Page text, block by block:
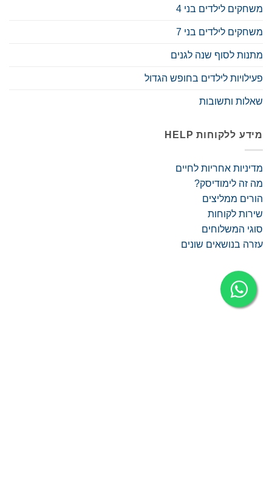
משחקים לילדים בני 4
משחקים לילדים בני 7
מתנות לסוף שנה לגנים
פעילויות לילדים בחופש הגדול
שאלות ותשובות
מידע ללקוחות HELP
מדיניות אחריות לחיים
מה זה לימודיסק?
הורים ממליצים
שירות לקוחות
סוגי המשלוחים
עזרה בנושאים שונים